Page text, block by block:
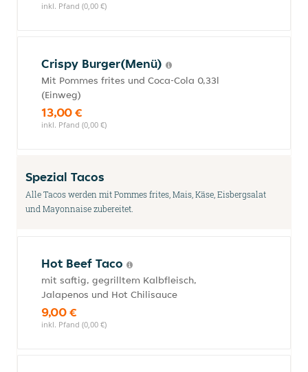
inkl. Pfand (0,00 €)
Crispy Burger(Menü)
Mit Pommes frites und Coca-Cola 0,33l
(Einweg)
13,00 €
inkl. Pfand (0,00 €)
Spezial Tacos
Alle Tacos werden mit Pommes frites, Mais, Käse, Eisbergsalat
und Mayonnaise zubereitet.
Hot Beef Taco
mit saftig, gegrilltem Kalbfleisch,
Jalapenos und Hot Chilisauce
9,00 €
inkl. Pfand (0,00 €)